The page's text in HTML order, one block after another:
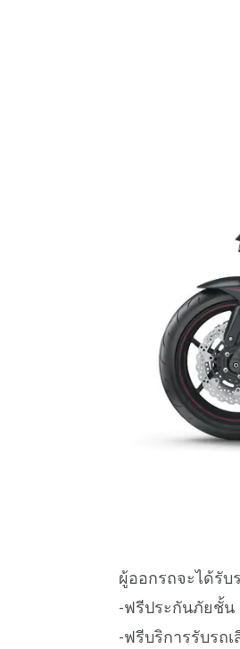
ผู้ออกรถจะได้รั
-ฟรีประกันภัยชั้น
-ฟรีบริการรับรถ